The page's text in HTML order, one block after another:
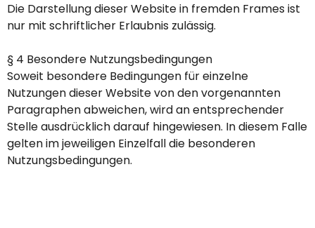
Die Darstellung dieser Website in fremden Frames ist
nur mit schriftlicher Erlaubnis zulässig.
§ 4 Besondere Nutzungsbedingungen
Soweit besondere Bedingungen für einzelne
Nutzungen dieser Website von den vorgenannten
Paragraphen abweichen, wird an entsprechender
Stelle ausdrücklich darauf hingewiesen. In diesem Falle
gelten im jeweiligen Einzelfall die besonderen
Nutzungsbedingungen.